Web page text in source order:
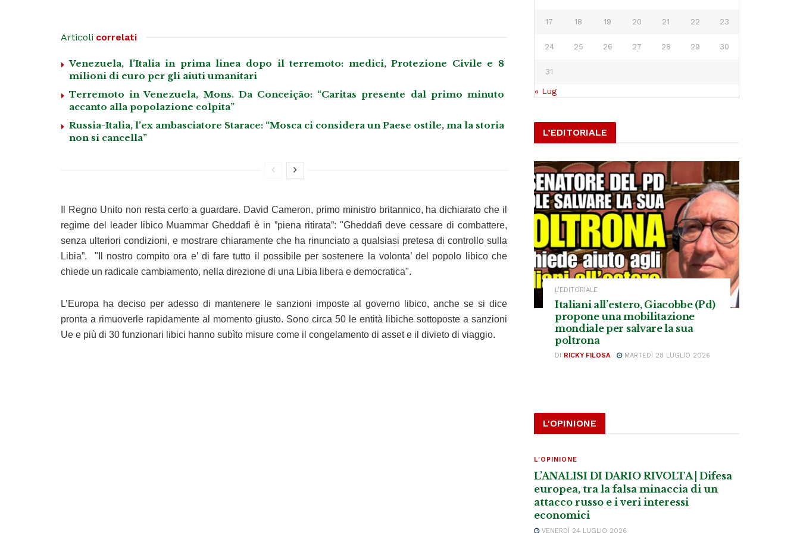
Articoli correlati
Venezuela, l’Italia in prima linea dopo il terremoto: medici, Protezione Civile e 8
milioni di euro per gli aiuti umanitari
Terremoto in Venezuela, Mons. Da Conceição: “Caritas presente dal primo minuto
accanto alla popolazione colpita”
Russia-Italia, l’ex ambasciatore Starace: “Mosca ci considera un Paese ostile, ma la storia
non si cancella”
Il Regno Unito non resta certo a guardare. David Cameron, primo ministro britannico, ha dichiarato che il
regime del leader libico Muammar Gheddafi è in ”piena ritirata”: "Gheddafi deve cessare di combattere,
senza ulteriori condizioni, e mostrare chiaramente che ha rinunciato a qualsiasi pretesa di controllo sulla
Libia”. "Il nostro compito ora e’ di fare tutto il possibile per sostenere la volonta’ del popolo libico che
chiede un radicale cambiamento, nella direzione di una Libia libera e democratica".
L’Europa ha deciso per adesso di mantenere le sanzioni imposte al governo libico, anche se si dice
pronta a rimuoverle rapidamente al momento giusto. Sono circa 50 le entità libiche sottoposte a sanzioni
Ue e più di 30 funzionari libici hanno subìto misure come il congelamento di asset e il divieto di viaggio.
17 18 19 20 21 22 23
24 25 26 27 28 29 30
31
« Lug
L’EDITORIALE
L’EDITORIALE
Italiani all’estero, Giacobbe (Pd)
propone una mobilitazione
mondiale per salvare la sua
poltrona
DI RICKY FILOSA MARTEDÌ 28 LUGLIO 2026
L'OPINIONE
L'OPINIONE
L’ANALISI DI DARIO RIVOLTA | Difesa
europea, tra la falsa minaccia di un
attacco russo e i veri interessi
economici
VENERDÌ 24 LUGLIO 2026